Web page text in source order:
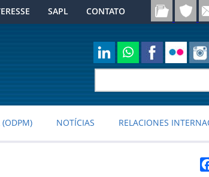
SAPL CONTATO
(ODPM) NOTÍCIAS RELACIONES